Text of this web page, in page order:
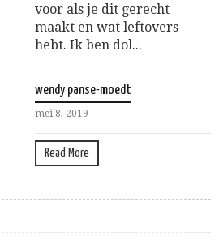
voor als je dit gerecht
maakt en wat leftovers
hebt. Ik ben dol...
wendy panse-moedt
mei 8, 2019
Read More